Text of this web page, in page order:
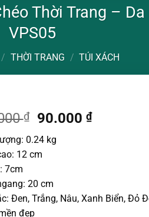
Thời Trang –
VPS05
/ THỜI TRANG / TÚI XÁCH
₫
Giá
là:
150.000 ₫.
90.000 ₫Giá
0.24 kg
12 cm
7cm
20 cm
Đen, Trắng, Nâu, Xanh Biển, Đỏ
đẹp